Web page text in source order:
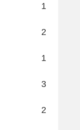
1
2
1
3
2